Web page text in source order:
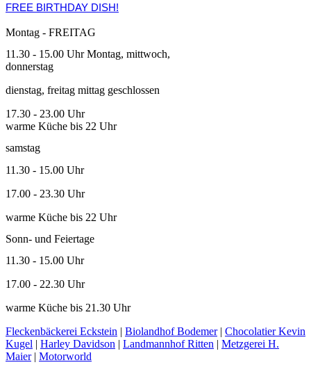
FREE BIRTHDAY DISH!
Montag - FREITAG
11.30 - 15.00 Uhr Montag, mittwoch,
donnerstag
dienstag, freitag mittag geschlossen
17.30 - 23.00 Uhr
warme Küche bis 22 Uhr
samstag
11.30 - 15.00 Uhr
17.00 - 23.30 Uhr
warme Küche bis 22 Uhr
Sonn- und Feiertage
11.30 - 15.00 Uhr
17.00 - 22.30 Uhr
warme Küche bis 21.30 Uhr
Fleckenbäckerei Eckstein | Biolandhof Bodemer| Chocolatier Kevin
Kugel | Harley Davidson | Landmannhof Ritten | Metzgerei H.
Maier| Motorworld